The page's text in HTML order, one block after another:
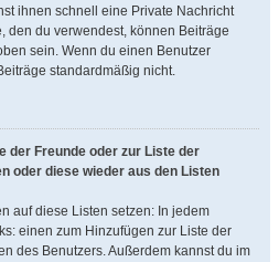
ihnen schnell eine Private Nachricht
den du verwendest, können Beiträge
sein. Wenn du einen Benutzer
standardmäßig nicht.
der Freunde oder zur Liste der
oder diese wieder aus den Listen
auf diese Listen setzen: In jedem
einen zum Hinzufügen zur Liste der
des Benutzers. Außerdem kannst du im